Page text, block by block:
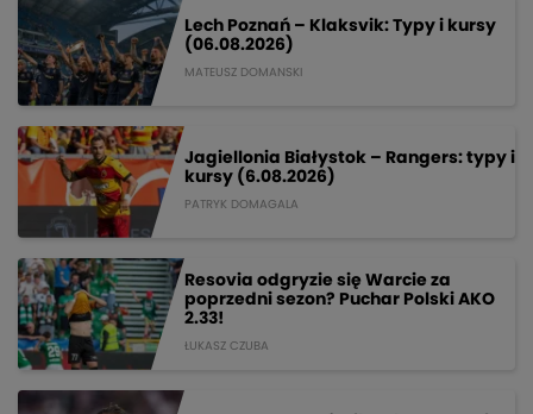
Lech Poznań – Klaksvik: Typy i kursy
(06.08.2026)
MATEUSZ DOMANSKI
Jagiellonia Białystok – Rangers: typy i
kursy (6.08.2026)
PATRYK DOMAGALA
Resovia odgryzie się Warcie za
poprzedni sezon? Puchar Polski AKO
2.33!
ŁUKASZ CZUBA